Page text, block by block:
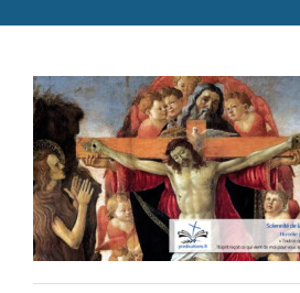
Servir et aimer
Adultes, jeunes et famille
Actualités
Contact